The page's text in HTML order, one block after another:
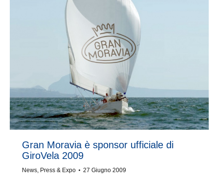
Gran Moravia è sponsor ufficiale di
GiroVela 2009
News, Press & Expo 27 Giugno 2009